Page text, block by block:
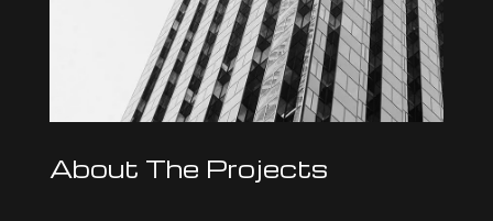
About The Projects